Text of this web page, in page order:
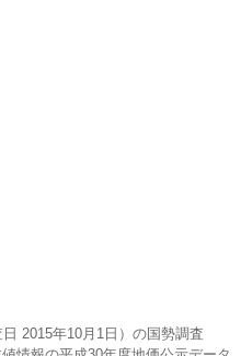
2015年10月1日）の国勢調査